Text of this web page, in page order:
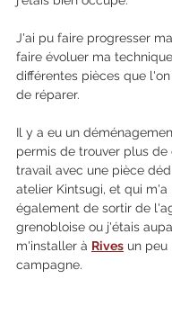
J'ai pu faire progresser
faire évoluer ma
différentes pièces que
de réparer.
Il y a eu un
permis de trouver plus
travail avec une pièce
atelier Kintsugi, et qui m'a
également de sortir de
grenobloise ou j'étais
m'installer à Rives un peu
campagne.